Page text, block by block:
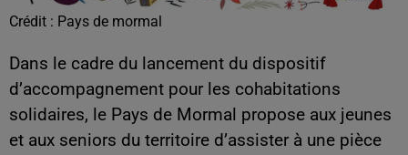
Crédit : Pays de mormal
Dans le cadre du lancement du dispositif
d’accompagnement pour les cohabitations
solidaires, le Pays de Mormal propose aux jeunes
et aux seniors du territoire d’assister à une pièce